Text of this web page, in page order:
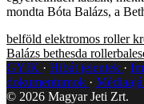
mondta Bóta Balázs, a
belföld elektromos roller
Balázs bethesda
GYIK
Hibát jelentek
dokumentumok
© 2026 Magyar Jeti Zrt.